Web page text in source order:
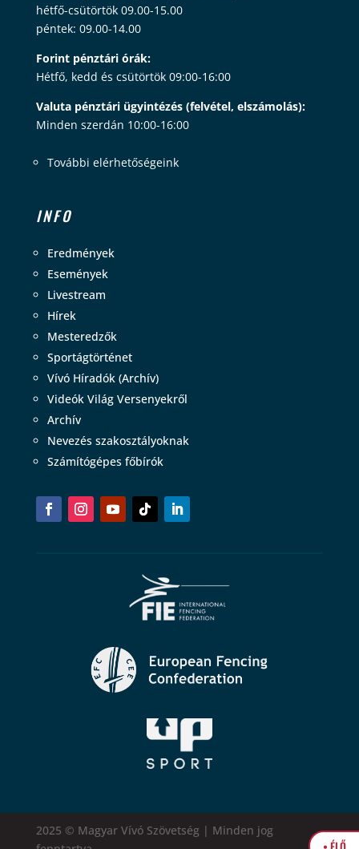
hétfő-csütörtök 09.00-15.00
péntek: 09.00-14.00
Forint pénztári órák:
Hétfő, kedd és csütörtök 09:00-16:00
Valuta pénztári ügyintézés (felvétel, elszámolás):
Minden szerdán 10:00-16:00
További elérhetőségeink
INFO
Eredmények
Események
Livestream
Hírek
Mesteredzők
Sportágtörténet
Vívó Híradók (Archív)
Videók Világ Versenyekről
Archív
Nevezés szakosztályoknak
Számítógépes főbírók
2025 © Magyar Vívó Szövetség | Minden jog